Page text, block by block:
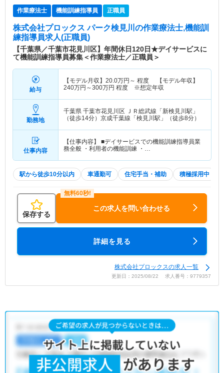
作業療法士 機能訓練指導員 正職員
株式会社プロックス パーク検見川 の作業療法士,機能訓
練指導員求人(正職員)
【千葉県／千葉市花見川区】年間休日120日★デイサービスに
て機能訓練指導員募集＜作業療法士／正職員＞
給与
【モデル月収】 20.0万円～ 程度 【モデル年収】
240万円～300万円 程度 ※想定年収
勤務地
千葉県 千葉市花見川区 ＪＲ総武線「新検見川駅」
（徒歩14分）京成千葉線「検見川駅」（徒歩8分）
仕事内容
【仕事内容】 ■デイサービスでの機能訓練指導員業
務全般 ・利用者の機能訓練 ・…
駅から徒歩10分以内 車通勤可 住宅手当・補助 積極採用中
保存する
この求人を問い合わせる
詳細を見る
株式会社プロックスの求人一覧
更新日：2025/08/22 求人番号：9779357